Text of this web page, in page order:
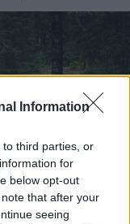
Information
third parties, or
for
below opt-out
that after your
seeing